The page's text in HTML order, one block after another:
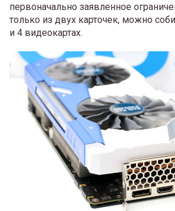
первоначально заявленное
только из двух карточек, можно
и 4 видеокартах.